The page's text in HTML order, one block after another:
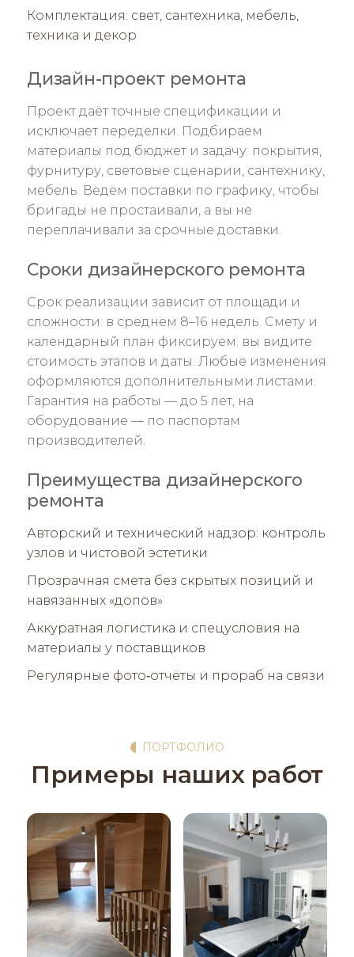
Комплектация: свет, сантехника, мебель,
техника и декор
Дизайн-проект ремонта
Проект даёт точные спецификации и
исключает переделки. Подбираем
материалы под бюджет и задачу: покрытия,
фурнитуру, световые сценарии, сантехнику,
мебель. Ведём поставки по графику, чтобы
бригады не простаивали, а вы не
переплачивали за срочные доставки.
Сроки дизайнерского ремонта
Срок реализации зависит от площади и
сложности: в среднем 8–16 недель. Смету и
календарный план фиксируем: вы видите
стоимость этапов и даты. Любые изменения
оформляются дополнительными листами.
Гарантия на работы — до 5 лет, на
оборудование — по паспортам
производителей.
Преимущества дизайнерского
ремонта
Авторский и технический надзор: контроль
узлов и чистовой эстетики
Прозрачная смета без скрытых позиций и
навязанных «допов»
Аккуратная логистика и спецусловия на
материалы у поставщиков
Регулярные фото‑отчёты и прораб на связи
ПОРТФОЛИО
Примеры наших работ